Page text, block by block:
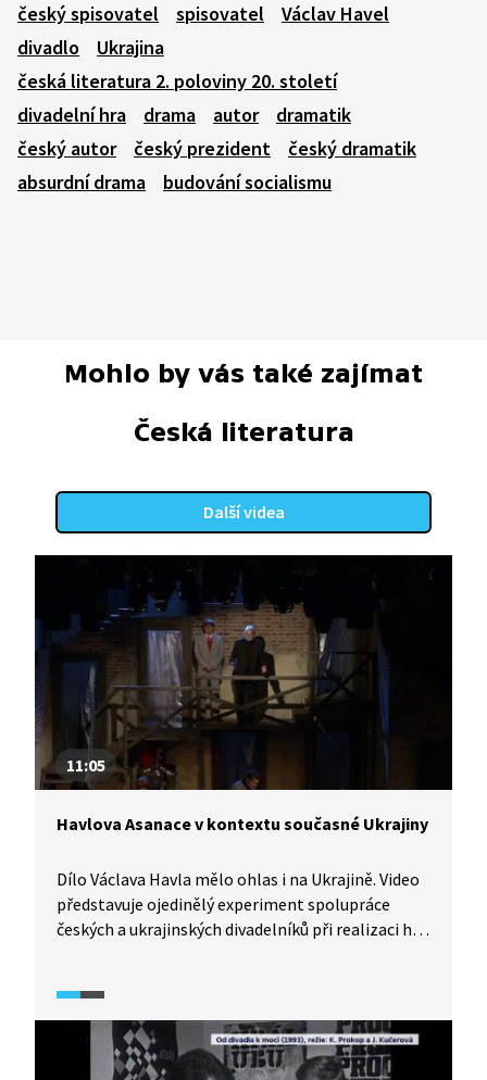
český spisovatel
spisovatel
Václav Havel
divadlo
Ukrajina
česká literatura 2. poloviny 20. století
divadelní hra
drama autor
dramatik
český autor
český prezident
český dramatik
absurdní drama
budování socialismu
Mohlo by vás také zajímat
Česká literatura
Další videa
11:05
Havlova Asanace v kontextu současné Ukrajiny
Dílo Václava Havla mělo ohlas i na Ukrajině. Video
představuje ojedinělý experiment spolupráce
českých a ukrajinských divadelníků při realizaci hry
na inscenaci podíleli. Události z Majdanu, politické
a společenské dění na současné Ukrajině pomáhají
hře ještě více rezonovat. Co je to vlastně svoboda?